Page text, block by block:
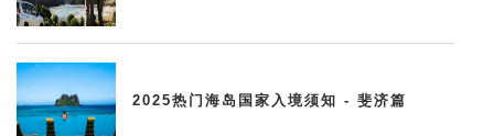
2025热门海岛国家入境须知 - 斐济篇